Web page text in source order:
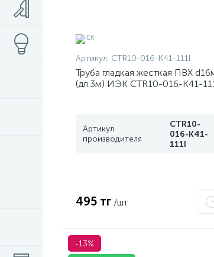
Артикул: CTR10-016-K41-111I
Труба гладкая жесткая ПВХ
(дл.3м) ИЭК CTR10-016-K41-
Артикул
производителя
CTR10-
016-K41-
111I
495 тг /шт
-13%